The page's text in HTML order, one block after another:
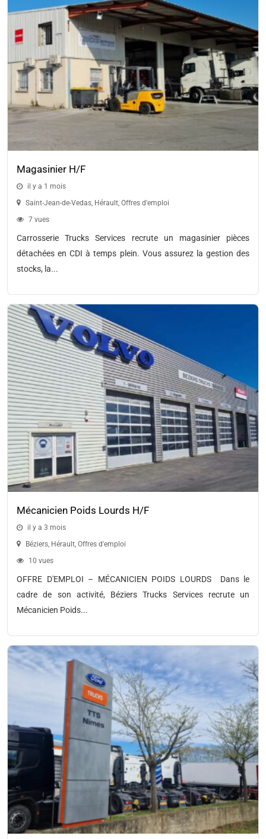
Magasinier H/F
il y a 1 mois
Saint-Jean-de-Vedas Hérault Offres d'emploi
7 vues
Carrosserie Trucks Services recrute un magasinier pièces
détachées en CDI à temps plein. Vous assurez la gestion des
stocks, la...
Mécanicien Poids Lourds H/F
il y a 3 mois
Béziers, Hérault, Offres d'emploi
10 vues
OFFRE D'EMPLOI – MÉCANICIEN POIDS LOURDS Dans le
cadre de son activité, Béziers Trucks Services recrute un
Mécanicien Poids...